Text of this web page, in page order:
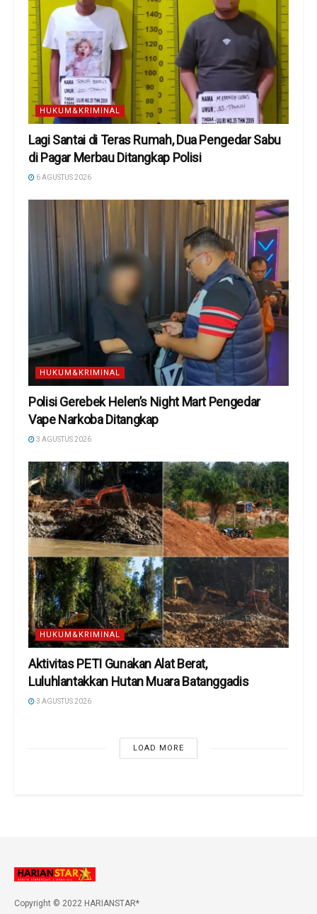
HUKUM&KRIMINAL
Lagi Santai di Teras Rumah, Dua Pengedar Sabu
di Pagar Merbau Ditangkap Polisi
6 AGUSTUS 2026
HUKUM&KRIMINAL
Polisi Gerebek Helen’s Night Mart Pengedar
Vape Narkoba Ditangkap
3 AGUSTUS 2026
HUKUM&KRIMINAL
Aktivitas PETI Gunakan Alat Berat,
Luluhlantakkan Hutan Muara Batanggadis
3 AGUSTUS 2026
LOAD MORE
Copyright © 2022 HARIANSTAR*